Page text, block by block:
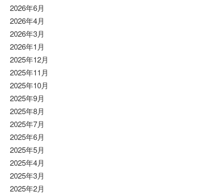
2026年6月
2026年4月
2026年3月
2026年1月
2025年12月
2025年11月
2025年10月
2025年9月
2025年8月
2025年7月
2025年6月
2025年5月
2025年4月
2025年3月
2025年2月